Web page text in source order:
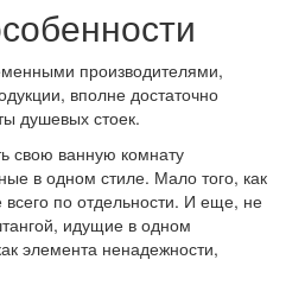
производителями,
вполне достаточно
душевых стоек.
свою ванную комнату
в одном стиле. Мало того, как
по отдельности. И еще, не
идущие в одном
элемента ненадежности,